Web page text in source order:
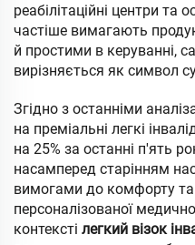
реабілітаційні центри та
частіше вимагають
й простими в керуванні,
вирізняється як символ
Згідно з останніми
на преміальні легкі
на 25% за останні п'ять
насамперед старінням
вимогами до комфорту
персоналізованої
контексті легкий візок